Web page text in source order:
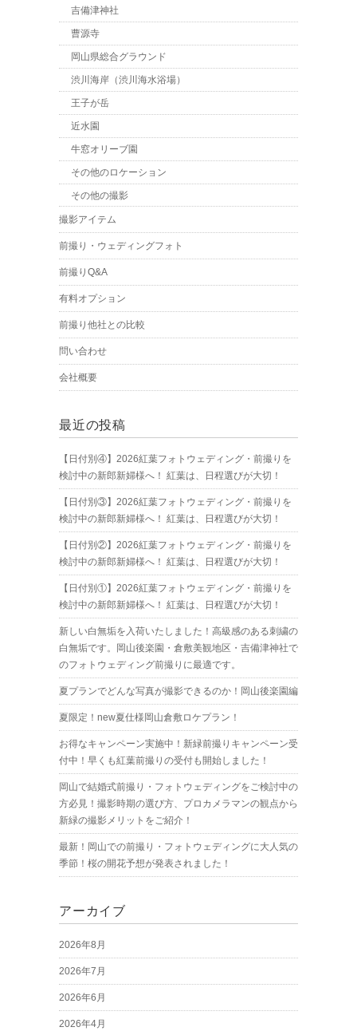
吉備津神社
曹源寺
岡山県総合グラウンド
渋川海岸（渋川海水浴場）
王子が岳
近水園
牛窓オリーブ園
その他のロケーション
その他の撮影
撮影アイテム
前撮り・ウェディングフォト
前撮りQ&A
有料オプション
前撮り他社との比較
問い合わせ
会社概要
最近の投稿
【日付別④】2026紅葉フォトウェディング・前撮りを
検討中の新郎新婦様へ！ 紅葉は、日程選びが大切！
【日付別③】2026紅葉フォトウェディング・前撮りを
検討中の新郎新婦様へ！ 紅葉は、日程選びが大切！
【日付別②】2026紅葉フォトウェディング・前撮りを
検討中の新郎新婦様へ！ 紅葉は、日程選びが大切！
【日付別①】2026紅葉フォトウェディング・前撮りを
検討中の新郎新婦様へ！ 紅葉は、日程選びが大切！
新しい白無垢を入荷いたしました！高級感のある刺繍の
白無垢です。岡山後楽園・倉敷美観地区・吉備津神社で
のフォトウェディング前撮りに最適です。
夏プランでどんな写真が撮影できるのか！岡山後楽園編
夏限定！new夏仕様岡山倉敷ロケプラン！
お得なキャンペーン実施中！新緑前撮りキャンペーン受
付中！早くも紅葉前撮りの受付も開始しました！
岡山で結婚式前撮り・フォトウェディングをご検討中の
方必見！撮影時期の選び方、プロカメラマンの観点から
新緑の撮影メリットをご紹介！
最新！岡山での前撮り・フォトウェディングに大人気の
季節！桜の開花予想が発表されました！
アーカイブ
2026年8月
2026年7月
2026年6月
2026年4月